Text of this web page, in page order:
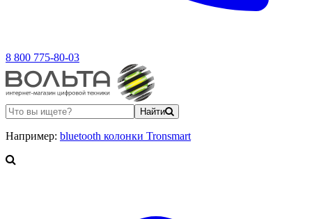
8 800 775-80-03
Найти
Например: bluetooth колонки Tronsmart